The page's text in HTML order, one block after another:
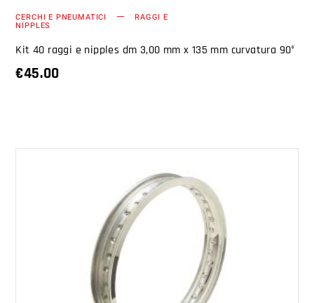
CERCHI E PNEUMATICI RAGGI E
NIPPLES
Kit 40 raggi e nipples dm 3,00 mm x 135 mm curvatura 90°
€45.00
AGGIUNGI AL CARRELLO